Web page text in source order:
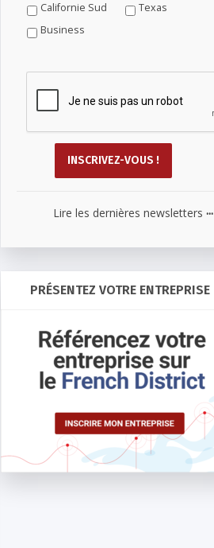
Californie Sud
Texas
Business
Lire les dernières newsletters ...
PRÉSENTEZ VOTRE ENTREPRISE